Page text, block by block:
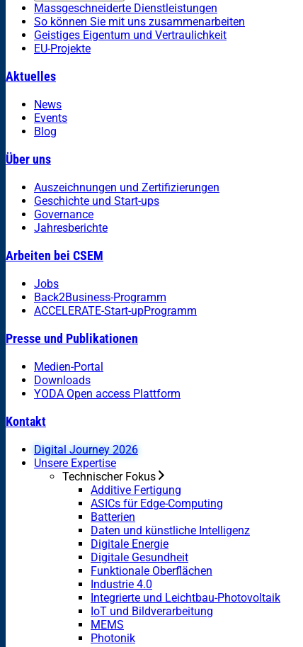
Massgeschneiderte Dienstleistungen
So können Sie mit uns zusammenarbeiten
Geistiges Eigentum und Vertraulichkeit
EU-Projekte
Aktuelles
News
Events
Blog
Über uns
Auszeichnungen und Zertifizierungen
Geschichte und Start-ups
Governance
Jahresberichte
Arbeiten bei CSEM
Jobs
Back2Business-Programm
ACCELERATE-Start-upProgramm
Presse und Publikationen
Medien-Portal
Downloads
YODA Open access Plattform
Kontakt
Digital Journey 2026
Unsere Expertise
Technischer Fokus
Additive Fertigung
ASICs für Edge-Computing
Batterien
Daten und künstliche Intelligenz
Digitale Energie
Digitale Gesundheit
Funktionale Oberflächen
Industrie 4.0
Integrierte und Leichtbau-Photovoltaik
IoT und Bildverarbeitung
MEMS
Photonik